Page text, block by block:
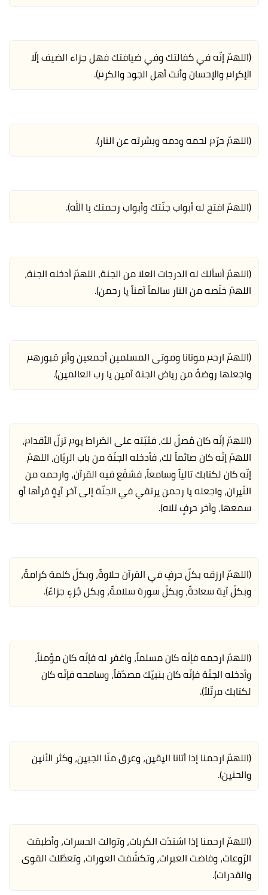
(اللهمّ إنّه في كفالتك وفي ضيافتك فهل جزاء الضيف إلّا
الإكرام والإحسان وأنت أهل الجود والكرم).
(اللهمّ حرّم لحمه ودمه وبشرته عن النار).
(اللهمّ افتح له أبواب جنّتك وأبواب رحمتك يا الله).
(اللهمّ أسألك له الدرجات العلا من الجنة، اللهمّ أدخله الجنة،
اللهمّ خلّصه من النار سالماً آمناً يا رحمن).
(اللهمّ ارحم موتانا وموتى المسلمين أجمعين وأنِر قبورهم
واجعلها روضةً من رياض الجنة آمين يا رب العالمين).
(اللهمّ إنّه كان مُصلّ لك، فثبّته على الصّراط يوم تزلّ الأقدام،
اللهمّ إنّه كان صائماً لك، فأدخله الجنّة من باب الريّان، اللهمّ
إنّه كان لكتابك تالياً وسامعاً، فشفّع فيه القرآن، وارحمه من
النّيران، واجعله يا رحمن يرتقي في الجنّة إلى آخر آيةٍ قرأها أو
سمعها، وآخر حرفٍ تلاه).
(اللهمّ ارزقه بكلّ حرفٍ في القرآن حلاوةً، وبكلّ كلمة كرامةً،
وبكلّ آية سعادةً، وبكلّ سورة سلامةً، وبكل جُزءٍ جزاءً).
(اللهمّ ارحمه فإنّه كان مسلماً، واغفر له فإنّه كان مؤمناً،
وأدخله الجنّة فإنّه كان بنبيّك مصدّقاً، وسامحه فإنّه كان
لكتابك مرتّلاً).
(اللهمّ ارحمنا إذا أتانا اليقين، وعرق منّا الجبين، وكثر الأنين
والحنين).
(اللهمّ ارحمنا إذا اشتدّت الكربات، وتوالت الحسرات، وأطبقت
الرّوعات، وفاضت العبرات، وتكشّفت العورات، وتعطّلت القوى
والقدرات).